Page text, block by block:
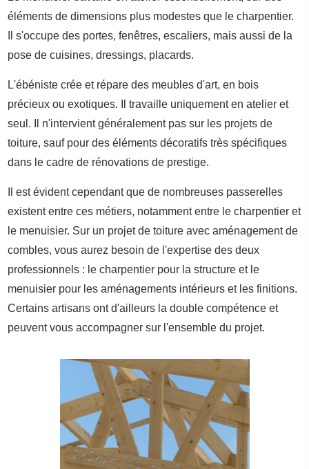
éléments de dimensions plus modestes que le charpentier.
Il s'occupe des portes, fenêtres, escaliers, mais aussi de la
pose de cuisines, dressings, placards.
L'ébéniste crée et répare des meubles d'art, en bois
précieux ou exotiques. Il travaille uniquement en atelier et
seul. Il n'intervient généralement pas sur les projets de
toiture, sauf pour des éléments décoratifs très spécifiques
dans le cadre de rénovations de prestige.
Il est évident cependant que de nombreuses passerelles
existent entre ces métiers, notamment entre le charpentier et
le menuisier. Sur un projet de toiture avec aménagement de
combles, vous aurez besoin de l'expertise des deux
professionnels : le charpentier pour la structure et le
menuisier pour les aménagements intérieurs et les finitions.
Certains artisans ont d'ailleurs la double compétence et
peuvent vous accompagner sur l'ensemble du projet.